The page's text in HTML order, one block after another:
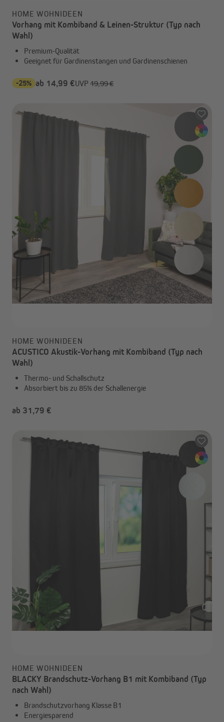
HOME WOHNIDEEN
Vorhang mit Kombiband & Leinen-Struktur (Typ nach
Wahl)
Premium-Qualität
Geeignet für Gardinenstangen und Gardinenschienen
-25% ab 14,99 €UVP 19,99 €
HOME WOHNIDEEN
ACUSTICO Akustik-Vorhang mit Kombiband (Typ nach
Wahl)
Thermo- und Schallschutz
Absorbiert bis zu 85% der Schallenergie
ab 31,79 €
HOME WOHNIDEEN
BLACKY Brandschutz-Vorhang B1 mit Kombiband (Typ
nach Wahl)
Brandschutzvorhang Klasse B1
Energiesparend